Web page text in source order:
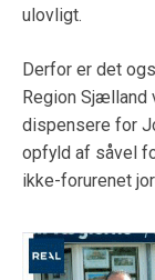
ulovligt.
Derfor er det
Region
dispensere for
opfyld af såvel
ikke-forurenet